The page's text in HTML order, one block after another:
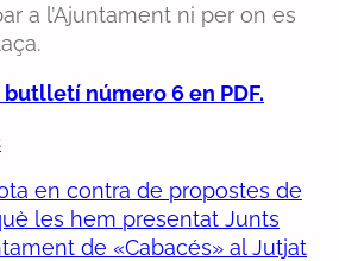
a l’Ajuntament ni per on es
número 6 en PDF.
en contra de propostes de
les hem presentat Junts
de «Cabacés» al Jutjat